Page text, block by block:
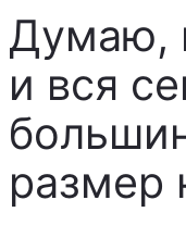
Думаю,
и вся
размер